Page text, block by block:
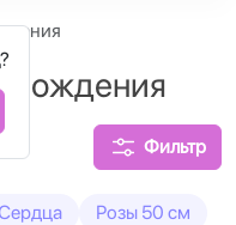
?
рождения
Фильтр
Розы 50 см